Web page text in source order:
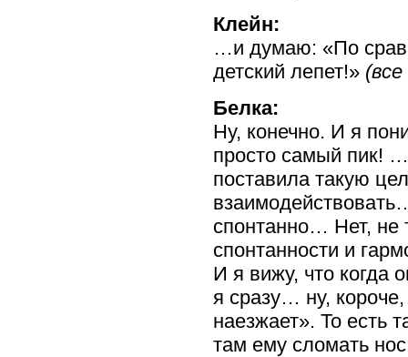
Клейн:
…и думаю: «По
детский лепет!»
Белка:
Ну, конечно. И я
просто самый пик!
поставила такую
спонтанно… Нет, не
спонтанности и
И я вижу, что когда
я сразу… ну,
наезжает». То есть
там ему сломать